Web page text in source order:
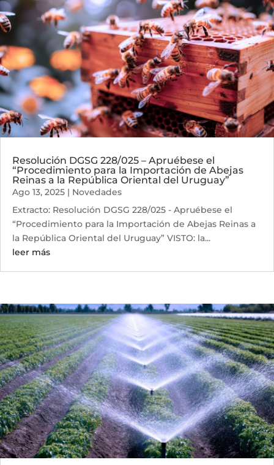
Resolución DGSG 228/025 – Apruébese el
“Procedimiento para la Importación de Abejas
Reinas a la República Oriental del Uruguay”
Ago 13, 2025 | Novedades
Extracto: Resolución DGSG 228/025 - Apruébese el
“Procedimiento para la Importación de Abejas Reinas a
la República Oriental del Uruguay” VISTO: la...
leer más